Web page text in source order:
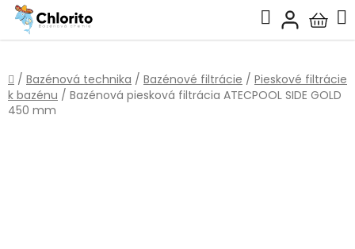
Prejsť
obsah
Hľadať
košík
Domov
/ Bazénová technika / Bazénové filtrácie / Pieskové filtrácie
k bazénu / Bazénová piesková filtrácia ATECPOOL SIDE GOLD
450 mm